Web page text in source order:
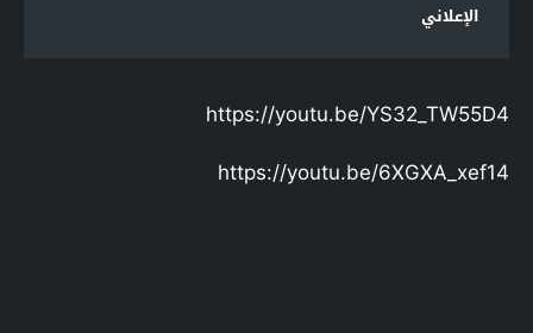
الإعلاني
https://youtu.be/YS32_TW55D4
https://youtu.be/6XGXA_xef14